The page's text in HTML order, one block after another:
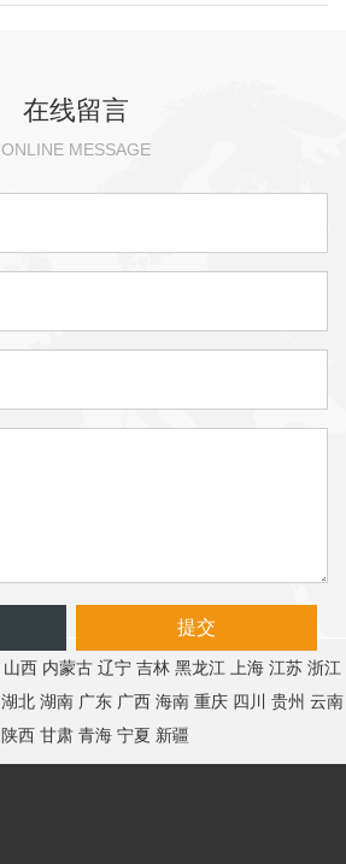
在线留言
ONLINE MESSAGE
提交
山西 内蒙古 辽宁 吉林 黑龙江 上海 江苏 浙江
湖北 湖南 广东 广西 海南 重庆 四川 贵州 云南
陕西 甘肃 青海 宁夏 新疆